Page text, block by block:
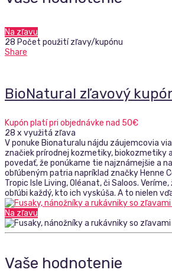
Na zľavu
28 Počet použití zľavy/kupónu
Share
BioNatural zľavový
Kupón platí pri objednávke nad 50€
28 x využitá zľava
V ponuke Bionaturalu nájdu záujemcovia
značiek prírodnej kozmetiky, biokozmetiky
povedať, že ponúkame tie najznámejšie a
obľúbeným patria napríklad značky Henne
Tropic Isle Living, Oléanat, či Saloos.
obľúbi každý, kto ich vyskúša. A to nielen
Na zľavu
Vaše hodnotenie